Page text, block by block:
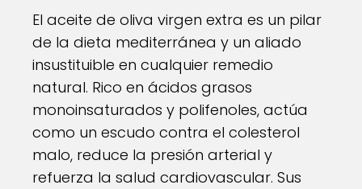
El aceite de oliva virgen extra es un pilar
de la dieta mediterránea y un aliado
insustituible en cualquier remedio
natural. Rico en ácidos grasos
monoinsaturados y polifenoles, actúa
como un escudo contra el colesterol
malo, reduce la presión arterial y
refuerza la salud cardiovascular. Sus